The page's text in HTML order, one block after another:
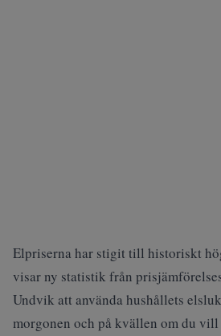
Elpriserna har stigit till historiskt
visar ny statistik från
Undvik att använda hushållets
morgonen och på kvällen om du vill